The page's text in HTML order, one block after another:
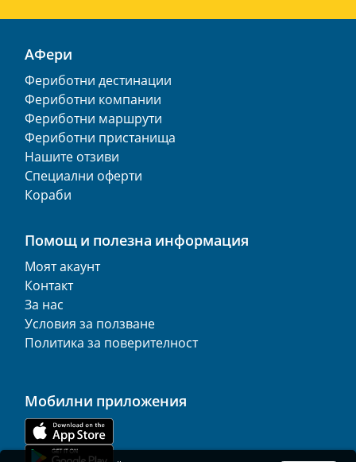
АФери
Фериботни дестинации
Фериботни компании
Фериботни маршрути
Фериботни пристанища
Нашите отзиви
Специални оферти
Кораби
Помощ и полезна информация
Моят акаунт
Контакт
За нас
Условия за ползване
Политика за поверителност
Мобилни приложения